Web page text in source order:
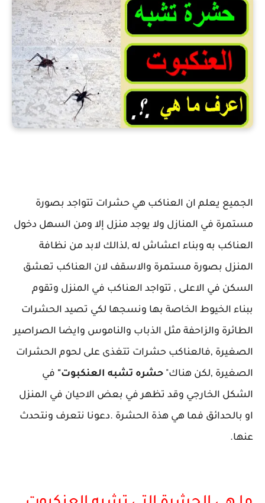
الجميع يعلم ان العناكب هي حشرات تتواجد بصورة
مستمرة في المنازل ولا يوجد منزل إلا ومن السهل دخول
العناكب به وبناء اعشاش له ,لذالك لابد من نظافة
المنزل بصورة مستمرة والاسقف لان العناكب تعشق
السكن في الاعلى , تتواجد العناكب في المنزل وتقوم
ببناء الخيوط الخاصة بها ونسجها لكي تصيد الحشرات
الطائرة والزاحفة مثل الذباب والناموس وايضا الصراصير
الصغيرة ,فالعناكب حشرات تتغذى على لحوم الحشرات
الصغيرة ,لكن هناك" حشره تشبه العنكبوت" في
الشكل الخارجي وقد تظهر في بعض الاحيان في المنزل
او بالحدائق فما هي هذة الحشرة .دعونا نتعرف ونتحدث
عنها.